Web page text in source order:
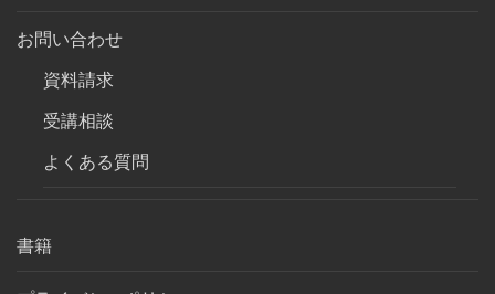
お問い合わせ
資料請求
受講相談
よくある質問
書籍